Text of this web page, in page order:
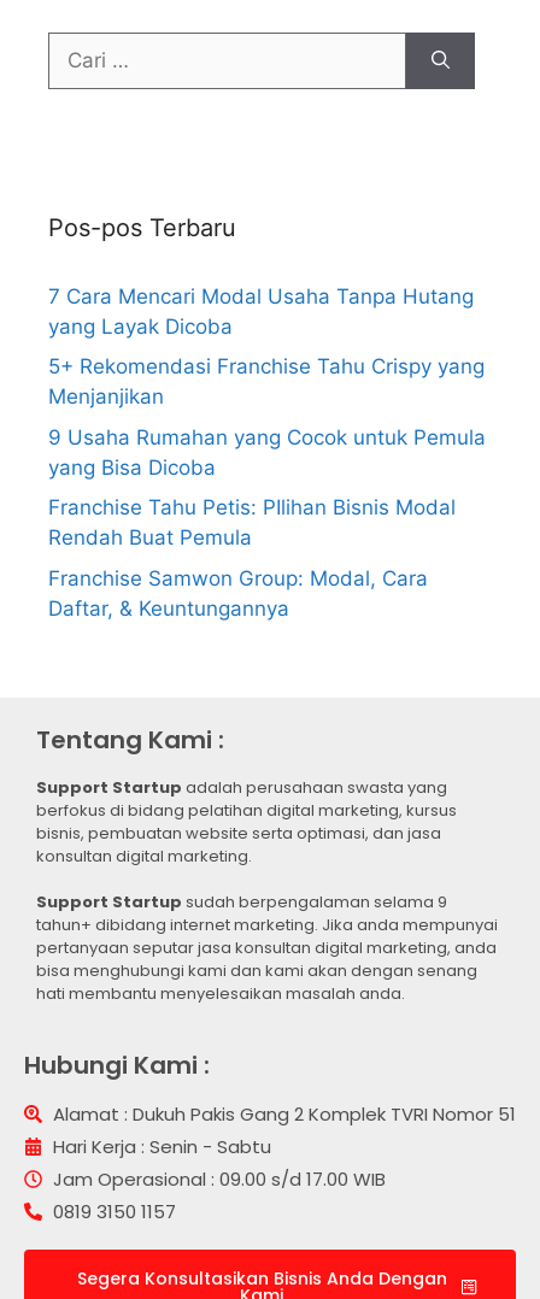
Pos-pos Terbaru
7 Cara Mencari Modal Usaha Tanpa Hutang
yang Layak Dicoba
5+ Rekomendasi Franchise Tahu Crispy yang
Menjanjikan
9 Usaha Rumahan yang Cocok untuk Pemula
yang Bisa Dicoba
Franchise Tahu Petis: PIlihan Bisnis Modal
Rendah Buat Pemula
Franchise Samwon Group: Modal, Cara
Daftar, & Keuntungannya
Tentang Kami :
Support Startup adalah perusahaan swasta yang
berfokus di bidang pelatihan digital marketing, kursus
bisnis, pembuatan website serta optimasi, dan jasa
konsultan digital marketing.
Support Startup sudah berpengalaman selama 9
tahun+ dibidang internet marketing. Jika anda mempunyai
pertanyaan seputar jasa konsultan digital marketing, anda
bisa menghubungi kami dan kami akan dengan senang
hati membantu menyelesaikan masalah anda.
Hubungi Kami :
Alamat : Dukuh Pakis Gang 2 Komplek TVRI Nomor 51
Hari Kerja : Senin - Sabtu
Jam Operasional : 09.00 s/d 17.00 WIB
0819 3150 1157
Segera Konsultasikan Bisnis Anda Dengan